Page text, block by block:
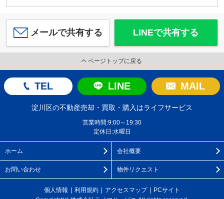
メールで共有する LINEで共有する
ページトップに戻る
TEL LINE MAIL
淀川区の不動産売却・買取・購入はライフサービス
営業時間:9:00～19:30
定休日:水曜日
ホーム 会社概要
お問い合わせ 物件リクエスト
個人情報 利用規約 アクセスマップ
PCサイト